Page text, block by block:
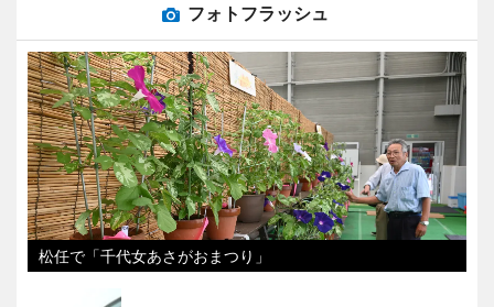
フォトフラッシュ
松任で「千代女あさがおまつり」